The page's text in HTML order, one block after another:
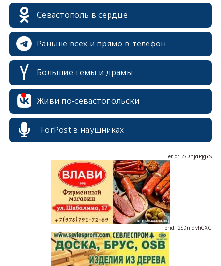
Севастополь в сердце
Раньше всех и прямо в телефон
Большие темы и драмы
Живи по-севастопольски
ForPost в наушниках
erid: 2SDnjdvhGXG